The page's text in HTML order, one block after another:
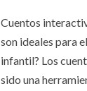
Cuentos
son ideales para
infantil? Los
sido una